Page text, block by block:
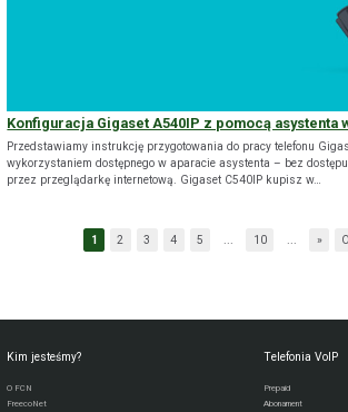
Konfiguracja Gigaset A540IP z pomocą asystenta
Przedstawiamy instrukcję przygotowania do pracy telefonu
wykorzystaniem dostępnego w aparacie asystenta – bez
przez przeglądarkę internetową. Gigaset C540IP kupisz w…
1 2 3 4 5 ... 10 ... »
Kim jesteśmy?
O FCN
FreecoNet
Telefonia VoIP
Prepaid
Abonament